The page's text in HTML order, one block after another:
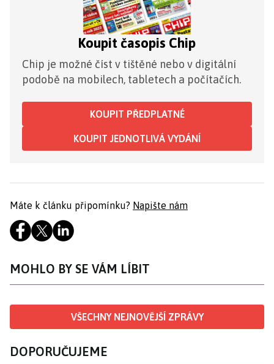
Koupit časopis Chip
Chip je možné číst v tištěné nebo v digitální
podobě na mobilech, tabletech a počítačích.
KOUPIT PŘEDPLATNÉ
KOUPIT JEDNOTLIVÁ VYDÁNÍ
Máte k článku připomínku? Napište nám
MOHLO BY SE VÁM LÍBIT
VŠECHNY NEJNOVĚJŠÍ ZPRÁVY
DOPORUČUJEME